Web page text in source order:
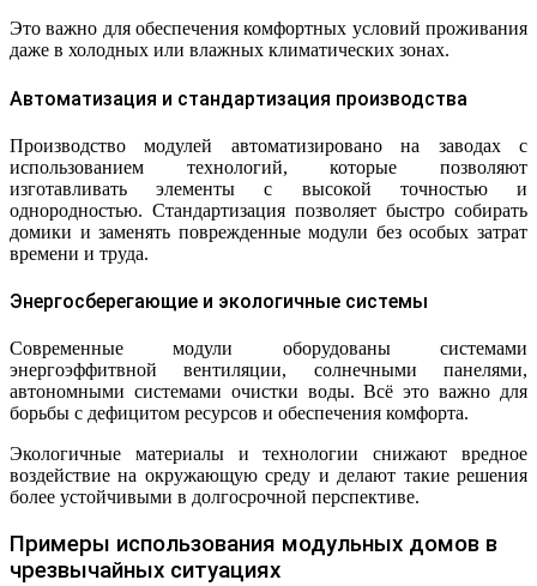
Это важно для обеспечения комфортных условий проживания
даже в холодных или влажных климатических зонах.
Автоматизация и стандартизация производства
Производство модулей автоматизировано на заводах с
использованием технологий, которые позволяют
изготавливать элементы с высокой точностью и
однородностью. Стандартизация позволяет быстро собирать
домики и заменять поврежденные модули без особых затрат
времени и труда.
Энергосберегающие и экологичные системы
Современные модули оборудованы системами
энергоэффитвной вентиляции, солнечными панелями,
автономными системами очистки воды. Всё это важно для
борьбы с дефицитом ресурсов и обеспечения комфорта.
Экологичные материалы и технологии снижают вредное
воздействие на окружающую среду и делают такие решения
более устойчивыми в долгосрочной перспективе.
Примеры использования модульных домов в
чрезвычайных ситуациях